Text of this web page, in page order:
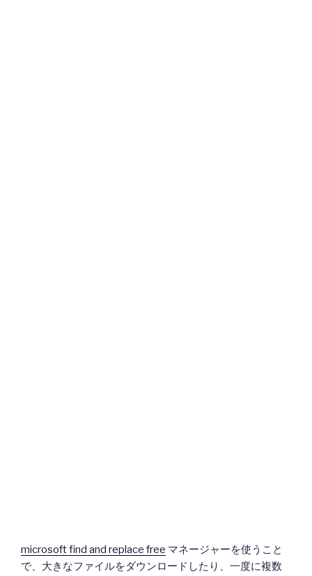
microsoft find and replace free マネージャーを使うこと
で、大きなファイルをダウンロードしたり、一度に複数